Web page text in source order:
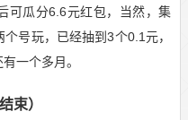
可瓜分6.6元红包，当然，集
号玩，已经抽到3个0.1元，
一个多月。
束）